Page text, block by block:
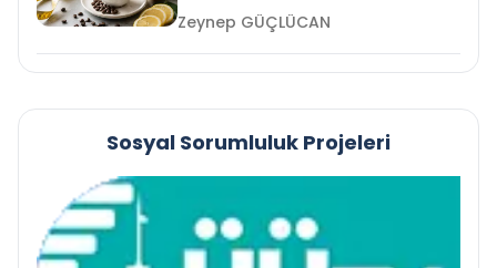
Zeynep GÜÇLÜCAN
Sosyal Sorumluluk Projeleri